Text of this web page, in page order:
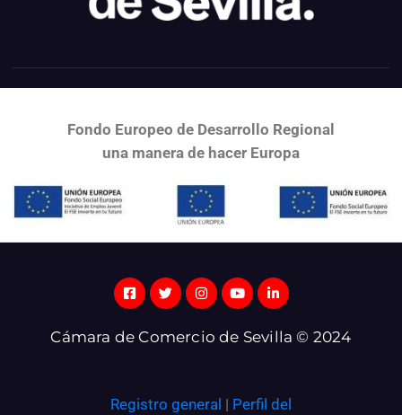
Fondo Europeo de Desarrollo Regional
una manera de hacer Europa
Cámara de Comercio de Sevilla © 2024
Registro general | Perfil del